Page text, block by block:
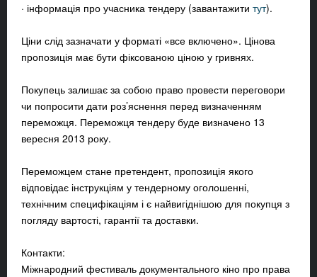
· інформація про учасника тендеру (завантажити тут).
Ціни слід зазначати у форматі «все включено». Цінова
пропозиція має бути фіксованою ціною у гривнях.
Покупець залишає за собою право провести переговори
чи попросити дати роз’яснення перед визначенням
переможця. Переможця тендеру буде визначено 13
вересня 2013 року.
Переможцем стане претендент, пропозиція якого
відповідає інструкціям у тендерному оголошенні,
технічним специфікаціям і є найвигіднішою для покупця з
погляду вартості, гарантії та доставки.
Контакти:
Міжнародний фестиваль документального кіно про права